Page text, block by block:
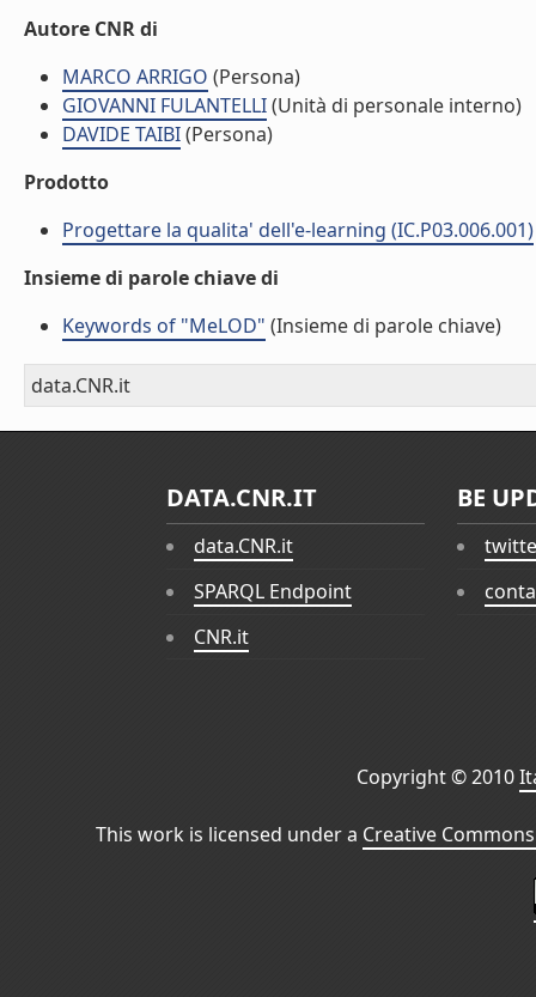
Autore CNR di
MARCO ARRIGO (Persona)
GIOVANNI FULANTELLI(Unità di personale interno)
DAVIDE TAIBI(Persona)
Prodotto
Progettare la qualita' dell'e-learning (IC.P03.006.001)
Insieme di parole chiave di
Keywords of "MeLOD" (Insieme di parole chiave)
data.CNR.it
DATA.CNR.IT
data.CNR.it
SPARQL Endpoint
CNR.it
BE
Copyright © 2010
This work is licensed under a Creative